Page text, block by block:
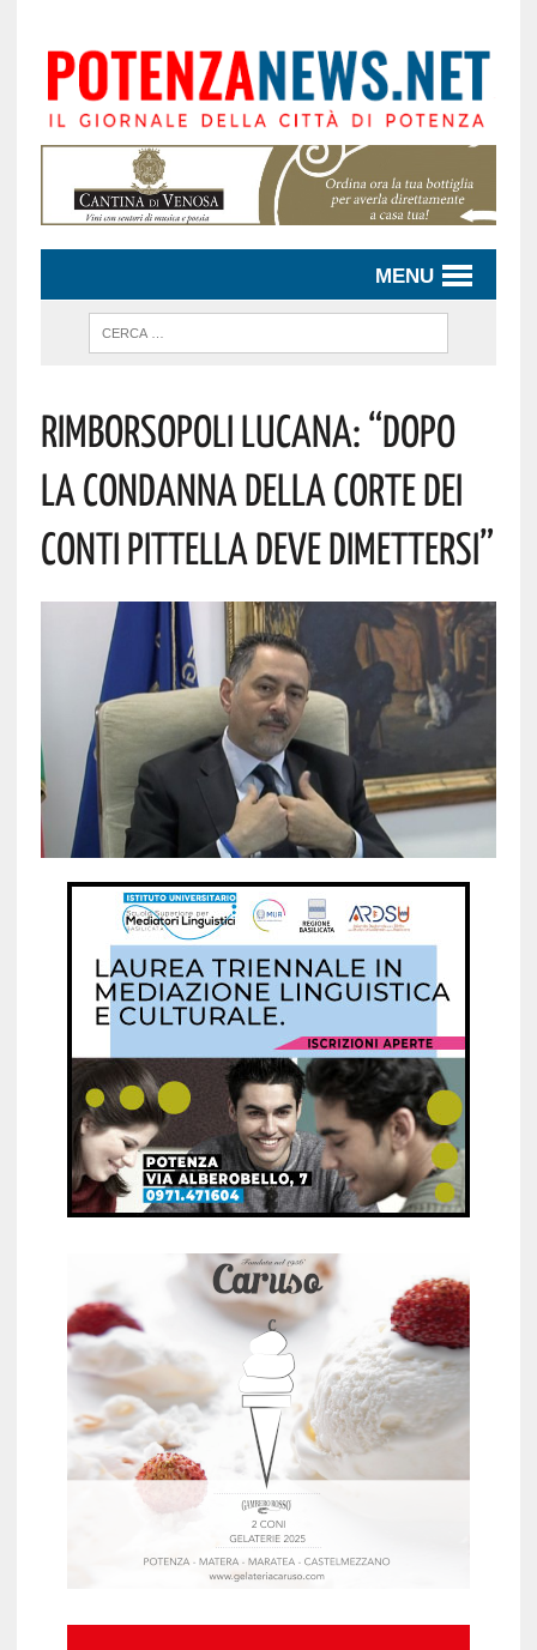
MENU
RIMBORSOPOLI LUCANA: “DOPO
LA CONDANNA DELLA CORTE DEI
CONTI PITTELLA DEVE DIMETTERSI”